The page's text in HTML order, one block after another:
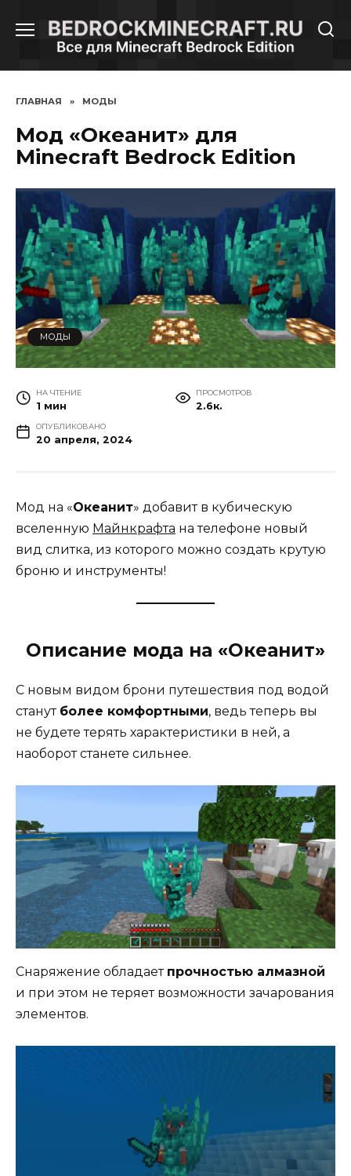
содержанию
ГЛАВНАЯ » МОДЫ
Мод «Океанит» для
Minecraft Bedrock Edition
МОДЫ
НА ЧТЕНИЕ
1 мин
ПРОСМОТРОВ
2.6к.
ОПУБЛИКОВАНО
20 апреля, 2024
Мод на «Океанит» добавит в кубическую
вселенную Майнкрафта на телефоне новый
вид слитка, из которого можно создать крутую
броню и инструменты!
Описание мода на «Океанит»
С новым видом брони путешествия под водой
станут более комфортными, ведь теперь вы
не будете терять характеристики в ней, а
наоборот станете сильнее.
Снаряжение обладает прочностью алмазной
и при этом не теряет возможности зачарования
элементов.